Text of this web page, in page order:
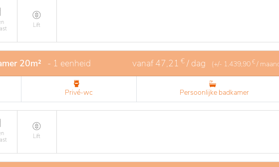
Lift
20m² - 1 eenheid vanaf47,21 € / dag (+/- 1.439,90 € /
Privé-wc Persoonlijke badkamer
Lift